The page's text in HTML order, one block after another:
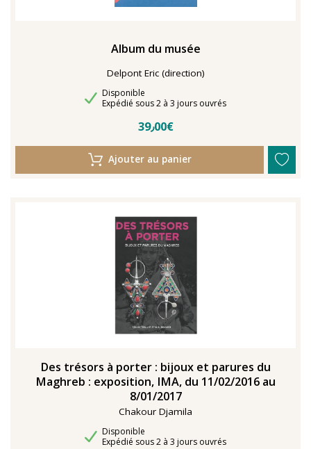
Album du musée
Delpont Eric (direction)
Disponibilité
Disponible
Délais de livraison
Expédié sous 2 à 3 jours ouvrés
39٫00€
Ajouter au panier
Des trésors à porter : bijoux et parures du
Maghreb : exposition, IMA, du 11/02/2016 au
8/01/2017
Chakour Djamila
Disponibilité
Disponible
Délais de livraison
Expédié sous 2 à 3 jours ouvrés